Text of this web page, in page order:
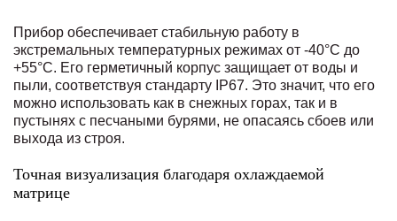
Прибор обеспечивает стабильную работу в
экстремальных температурных режимах от -40°C до
+55°C. Его герметичный корпус защищает от воды и
пыли, соответствуя стандарту IP67. Это значит, что его
можно использовать как в снежных горах, так и в
пустынях с песчаными бурями, не опасаясь сбоев или
выхода из строя.
Точная визуализация благодаря охлаждаемой
матрице